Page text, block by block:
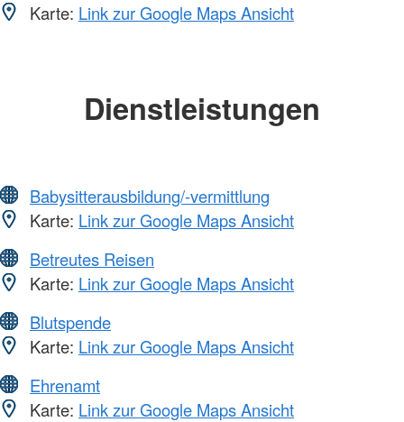
Karte: Link zur Google Maps Ansicht
Dienstleistungen
Babysitterausbildung/-vermittlung
Karte: Link zur Google Maps Ansicht
Betreutes Reisen
Karte: Link zur Google Maps Ansicht
Blutspende
Karte: Link zur Google Maps Ansicht
Ehrenamt
Karte: Link zur Google Maps Ansicht